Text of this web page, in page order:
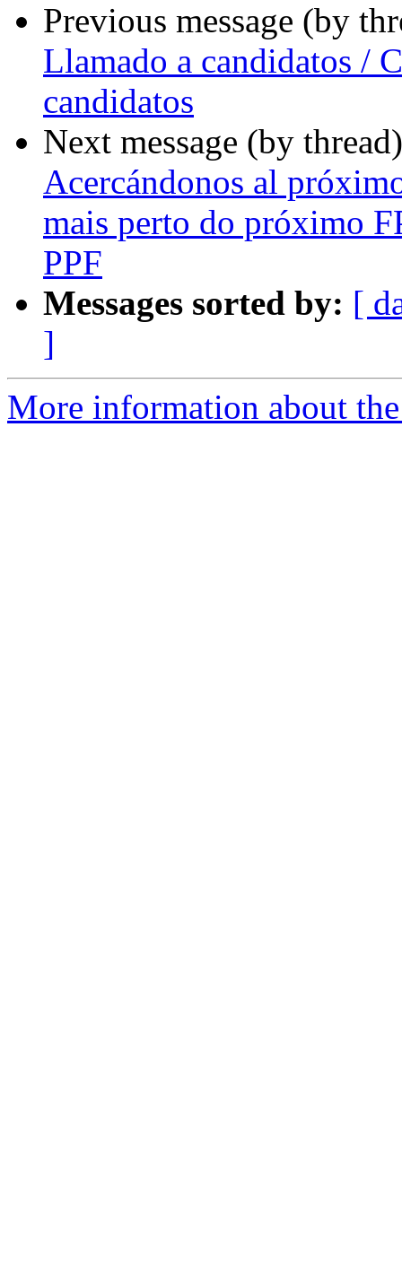
Previous message (by
Llamado a candidatos /
candidatos
Next message (by
Acercándonos al
mais perto do próximo
PPF
Messages sorted by: [
]
More information about